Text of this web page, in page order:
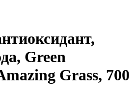
Green
Grass, 700